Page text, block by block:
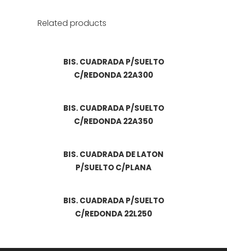
Related products
BIS. CUADRADA P/SUELTO
C/REDONDA 22A300
BIS. CUADRADA P/SUELTO
C/REDONDA 22A350
BIS. CUADRADA DE LATON
P/SUELTO C/PLANA
BIS. CUADRADA P/SUELTO
C/REDONDA 22L250